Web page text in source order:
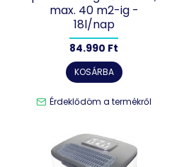
max. 40 m2-ig -
18l/nap
84.990 Ft
KOSÁRBA
Érdeklődöm a termékről